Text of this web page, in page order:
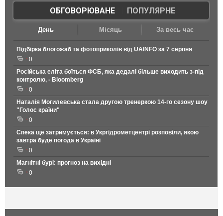
ОБГОВОРЮВАНЕ| ПОПУЛЯРНЕ
День Місяць За весь час
Підбірка блогожаб та фотоприколів від UAINFO за 7 серпня
0
Російська еліта боїться ФСБ, яка дедалі більше виходить з-під
контролю, - Bloomberg
0
Наталія Могилевська стала другою тренеркою 14-го сезону шоу
"Голос країни"
0
Спека ще затримується: в Укргідрометцентрі розповіли, якою
завтра буде погода в Україні
0
Магнітні бурі: прогноз на вихідні
0